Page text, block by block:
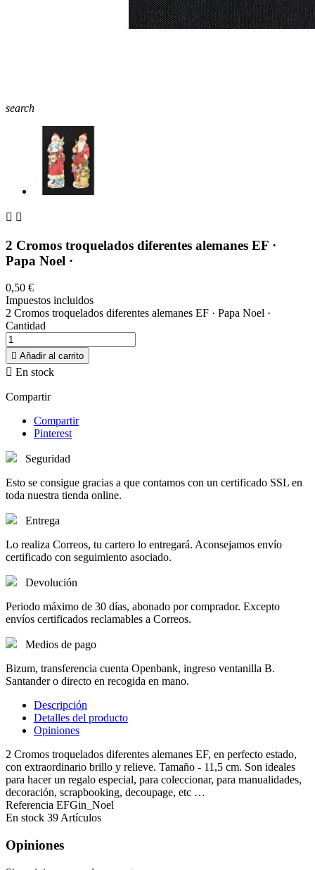
search
 
2 Cromos troquelados diferentes alemanes EF ·
Papa Noel ·
0,50 €
Impuestos incluidos
2 Cromos troquelados diferentes alemanes EF · Papa Noel ·
Cantidad
 Añadir al carrito
 En stock
Compartir
Compartir
Pinterest
Seguridad
Esto se consigue gracias a que contamos con un certificado SSL en
toda nuestra tienda online.
Entrega
Lo realiza Correos, tu cartero lo entregará. Aconsejamos envío
certificado con seguimiento asociado.
Devolución
Periodo máximo de 30 días, abonado por comprador. Excepto
envíos certificados reclamables a Correos.
Medios de pago
Bizum, transferencia cuenta Openbank, ingreso ventanilla B.
Santander o directo en recogida en mano.
Descripción
Detalles del producto
Opiniones
2 Cromos troquelados diferentes alemanes EF, en perfecto estado,
con extraordinario brillo y relieve. Tamaño - 11,5 cm. Son ideales
para hacer un regalo especial, para coleccionar, para manualidades,
decoración, scrapbooking, decoupage, etc …
Referencia EFGin_Noel
En stock 39 Artículos
Opiniones